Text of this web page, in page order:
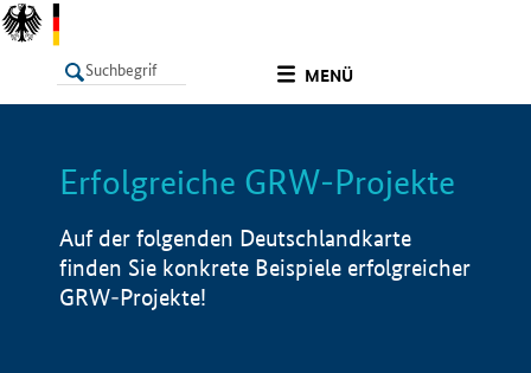
MENÜ
LISTE Info
Erfolgreiche GRW-Projekte
Auf der folgenden Deutschlandkarte
finden Sie konkrete Beispiele erfolgreicher
GRW-Projekte!